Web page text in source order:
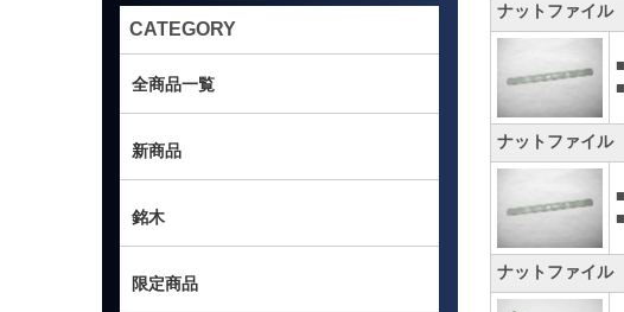
ナットファイ
ナットファイ
ナットファイ
CATEGORY
全商品一覧
新商品
銘木
限定商品